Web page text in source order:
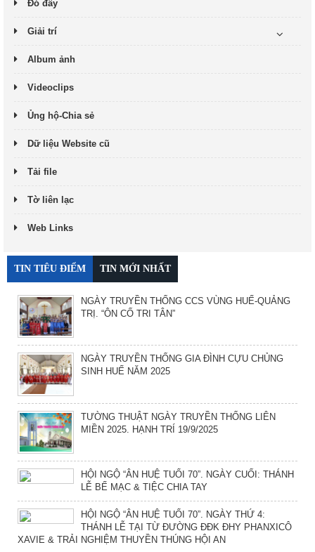
Đó đây
Giải trí
Album ảnh
Videoclips
Ủng hộ-Chia sẻ
Dữ liệu Website cũ
Tải file
Tờ liên lạc
Web Links
TIN TIÊU ĐIỂM TIN MỚI NHẤT
NGÀY TRUYỀN THỐNG CCS VÙNG HUẾ-QUẢNG
TRỊ. “ÔN CỐ TRI TÂN”
NGÀY TRUYỀN THỐNG GIA ĐÌNH CỰU CHỦNG
SINH HUẾ NĂM 2025
TƯỜNG THUẬT NGÀY TRUYỀN THỐNG LIÊN
MIỀN 2025. HẠNH TRÍ 19/9/2025
HỘI NGỘ “ÂN HUỆ TUỔI 70”. NGÀY CUỐI: THÁNH
LỄ BẾ MẠC & TIỆC CHIA TAY
HỘI NGỘ “ÂN HUỆ TUỔI 70”. NGÀY THỨ 4:
THÁNH LỄ TẠI TỪ ĐƯỜNG ĐĐK ĐHY PHANXICÔ
XAVIE & TRẢI NGHIỆM THUYỀN THÚNG HỘI AN